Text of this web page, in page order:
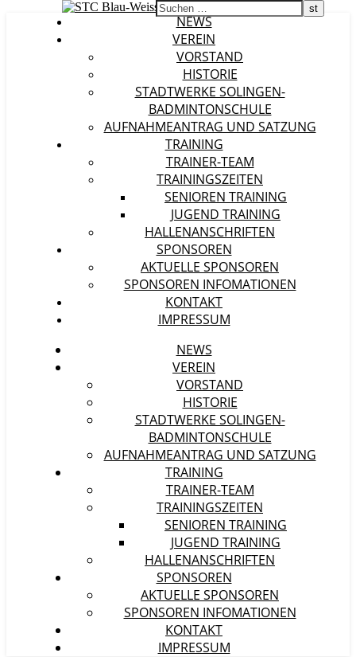
NEWS
VEREIN
VORSTAND
HISTORIE
STADTWERKE SOLINGEN-
BADMINTONSCHULE
AUFNAHMEANTRAG UND SATZUNG
TRAINING
TRAINER-TEAM
TRAININGSZEITEN
SENIOREN TRAINING
JUGEND TRAINING
HALLENANSCHRIFTEN
SPONSOREN
AKTUELLE SPONSOREN
SPONSOREN INFOMATIONEN
KONTAKT
IMPRESSUM
NEWS
VEREIN
VORSTAND
HISTORIE
STADTWERKE SOLINGEN-
BADMINTONSCHULE
AUFNAHMEANTRAG UND SATZUNG
TRAINING
TRAINER-TEAM
TRAININGSZEITEN
SENIOREN TRAINING
JUGEND TRAINING
HALLENANSCHRIFTEN
SPONSOREN
AKTUELLE SPONSOREN
SPONSOREN INFOMATIONEN
KONTAKT
IMPRESSUM